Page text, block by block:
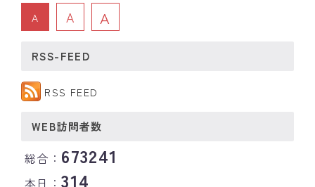
A A A
RSS-FEED
RSS FEED
WEB訪問者数
総合： 673241
本日：314